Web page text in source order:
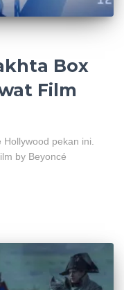
Box
Film
pekan ini.
by Beyoncé